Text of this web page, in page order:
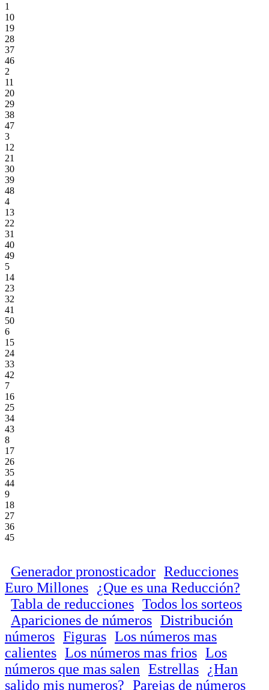
1
10
19
28
37
46
2
11
20
29
38
47
3
12
21
30
39
48
4
13
22
31
40
49
5
14
23
32
41
50
6
15
24
33
42
7
16
25
34
43
8
17
26
35
44
9
18
27
36
45
Generador pronosticador Reducciones
Euro Millones
¿Que es una Reducción?
Tabla de reducciones Todos los sorteos
Apariciones de números Distribución
números Figuras Los números mas
calientes Los números mas frios Los
números que mas salen Estrellas
¿Han
salido mis numeros? Parejas de números